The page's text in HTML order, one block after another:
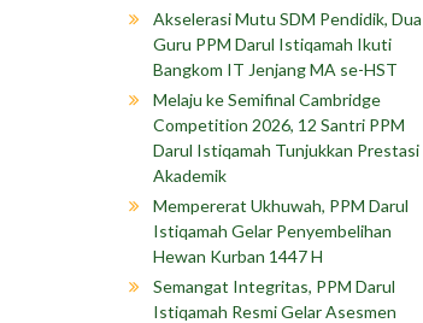
Akselerasi Mutu SDM Pendidik, Dua
Guru PPM Darul Istiqamah Ikuti
Bangkom IT Jenjang MA se-HST
Melaju ke Semifinal Cambridge
Competition 2026, 12 Santri PPM
Darul Istiqamah Tunjukkan Prestasi
Akademik
Mempererat Ukhuwah, PPM Darul
Istiqamah Gelar Penyembelihan
Hewan Kurban 1447 H
Semangat Integritas, PPM Darul
Istiqamah Resmi Gelar Asesmen